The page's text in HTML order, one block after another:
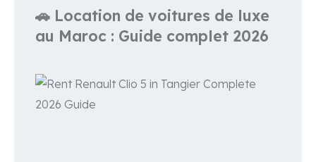
🚗 Location de voitures de luxe
au Maroc : Guide complet 2026